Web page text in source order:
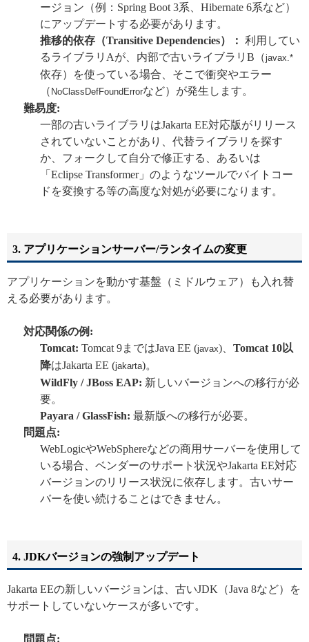
ージョン（例：Spring Boot 3系、Hibernate 6系など）
にアップデートする必要があります。
推移的依存（Transitive Dependencies）： 利用してい
るライブラリAが、内部で古いライブラリB（javax.*
依存）を使っている場合、そこで衝突やエラー
（ NoClassDefFoundErrorなど）が発生します。
難易度:
一部の古いライブラリはJakarta EE対応版がリリース
されていないことがあり、代替ライブラリを探す
か、フォークして自分で修正する、あるいは
「Eclipse Transformer」のようなツールでバイトコー
ドを変換する等の高度な対処が必要になります。
3. アプリケーションサーバー/ランタイムの変更
アプリケーションを動かす基盤（ミドルウェア）も入れ替
える必要があります。
対応関係の例:
Tomcat: Tomcat 9まではJava EE (javax)、 Tomcat 10以
降はJakarta EE (jakarta)。
WildFly / JBoss EAP: 新しいバージョンへの移行が必
要。
Payara / GlassFish: 最新版への移行が必要。
問題点:
WebLogicやWebSphereなどの商用サーバーを使用して
いる場合、ベンダーのサポート状況やJakarta EE対応
バージョンのリリース状況に依存します。古いサー
バーを使い続けることはできません。
4. JDKバージョンの強制アップデート
Jakarta EEの新しいバージョンは、古いJDK（Java 8など）を
サポートしていないケースが多いです。
問題点: